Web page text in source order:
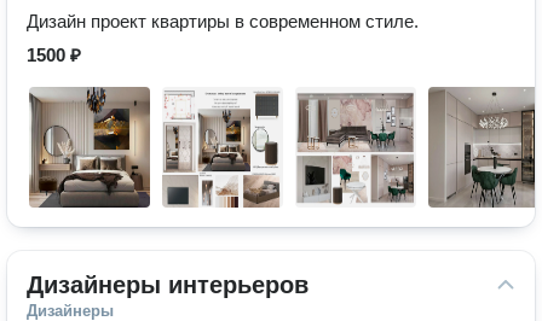
Дизайн проект квартиры в современном стиле.
1500 ₽
Дизайнеры интерьеров
Дизайнеры